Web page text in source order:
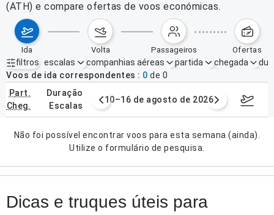
(ATH) e compare ofertas de voos económicas.
ida volta passageiros ofertas
filtros
Filtros ativos nenhum
escalas companhias aéreas partida chegada
Voos de ida correspondentes
0 de 0
part.
cheg.
duração
escalas
agosto de 2026 10–16 de agosto de 2026 17–23
Não foi possível encontrar voos para esta semana (ainda).
Utilize o formulário de pesquisa.
Dicas e truques úteis para